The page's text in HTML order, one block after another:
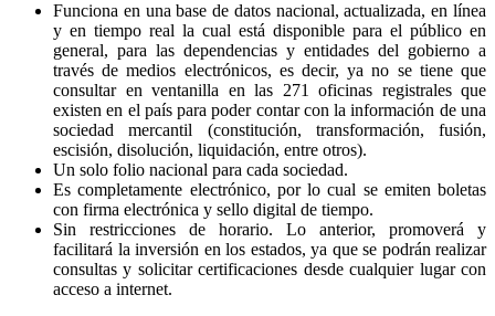
Funciona en una base de datos nacional, actualizada, en línea
y en tiempo real la cual está disponible para el público en
general, para las dependencias y entidades del gobierno a
través de medios electrónicos, es decir, ya no se tiene que
consultar en ventanilla en las 271 oficinas registrales que
existen en el país para poder contar con la información de una
sociedad mercantil (constitución, transformación, fusión,
escisión, disolución, liquidación, entre otros).
Un solo folio nacional para cada sociedad.
Es completamente electrónico, por lo cual se emiten boletas
con firma electrónica y sello digital de tiempo.
Sin restricciones de horario. Lo anterior, promoverá y
facilitará la inversión en los estados, ya que se podrán realizar
consultas y solicitar certificaciones desde cualquier lugar con
acceso a internet.